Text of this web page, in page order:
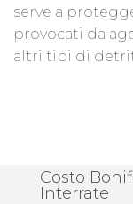
serve a
provocati da
altri tipi di
Costo
Interrate